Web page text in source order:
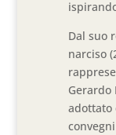
Dal suo
narciso
adottato